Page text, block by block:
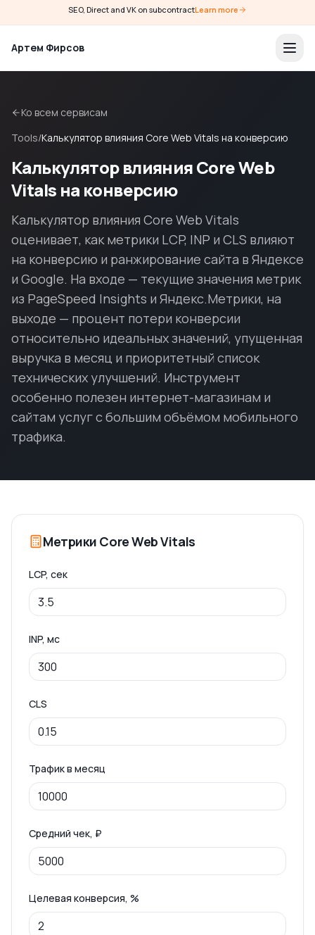
SEO, Direct and VK on subcontractLearn more
Артем Фирсов
Ко всем сервисам
Tools/Калькулятор влияния Core Web Vitals на конверсию
Калькулятор влияния Core Web
Vitals на конверсию
Калькулятор влияния Core Web Vitals
оценивает, как метрики LCP, INP и CLS влияют
на конверсию и ранжирование сайта в Яндексе
и Google. На входе — текущие значения метрик
из PageSpeed Insights и Яндекс.Метрики, на
выходе — процент потери конверсии
относительно идеальных значений, упущенная
выручка в месяц и приоритетный список
технических улучшений. Инструмент
особенно полезен интернет-магазинам и
сайтам услуг с большим объёмом мобильного
трафика.
Метрики Core Web Vitals
LCP, сек
INP, мс
CLS
Трафик в месяц
Средний чек, ₽
Целевая конверсия, %